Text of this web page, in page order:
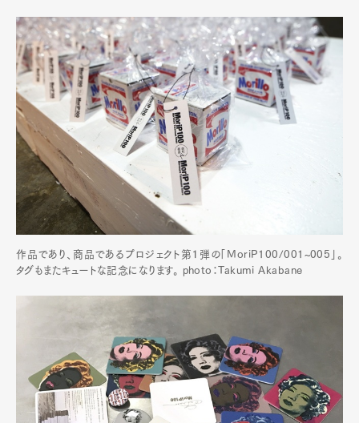
作品であり、商品であるプロジェクト第１弾の「MoriP100/001~005」。
タグもまたキュートな記念になります。 photo：Takumi Akabane